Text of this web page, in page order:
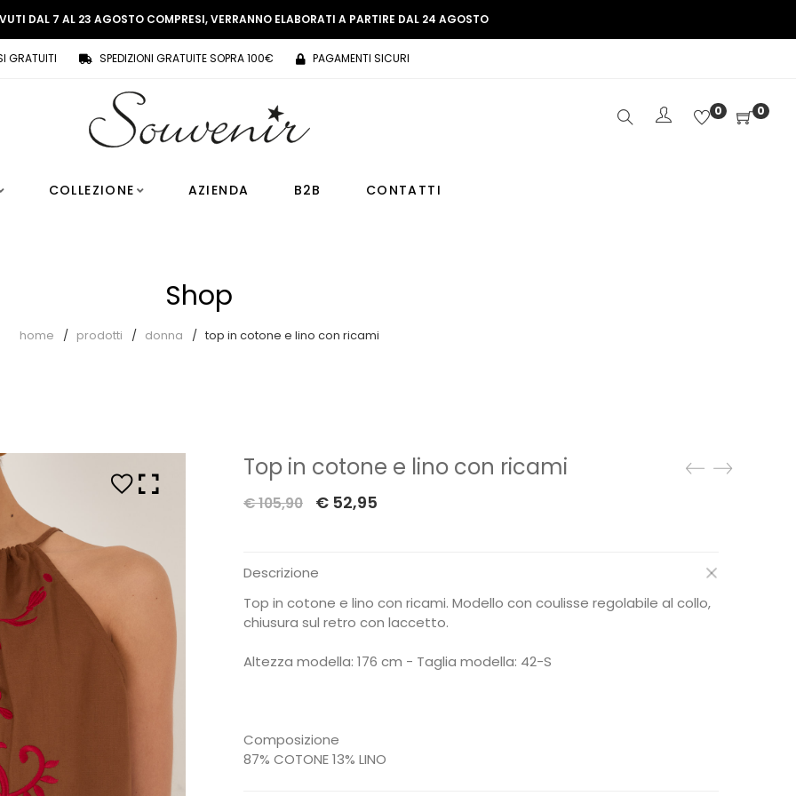
DAL 7 AL 23 AGOSTO COMPRESI, VERRANNO ELABORATI A PARTIRE DAL 24 AGOSTO
GRATUITI SPEDIZIONI GRATUITE SOPRA 100€ PAGAMENTI SICURI
0 0
COLLEZIONE AZIENDA B2B CONTATTI
Shop
home prodotti donna top in cotone e lino con ricami
Top in cotone e lino con ricami
€105,90
Il
era:
€ 105,90.
€52,95Il
€ 52,95.
Descrizione
Top in cotone e lino con ricami. Modello con coulisse regolabile al collo,
chiusura sul retro con laccetto.
Altezza modella: 176 cm - Taglia modella: 42-S
Composizione
87% COTONE 13% LINO